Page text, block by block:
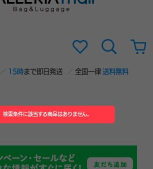
15時まで即日発送 全国一律送料無料
検索条件に該当する商品はありません。